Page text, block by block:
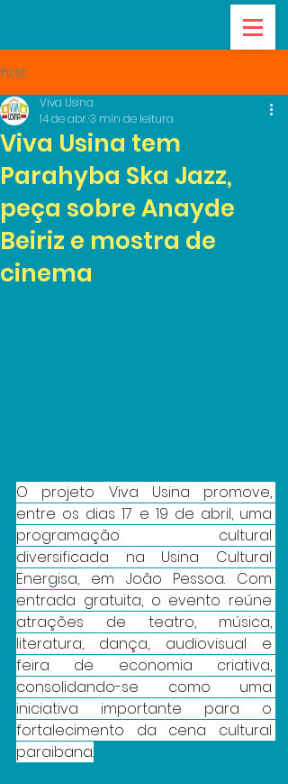
Post
Viva Usina tem
Parahyba Ska Jazz,
peça sobre Anayde
Beiriz e mostra de
cinema
Viva Usina
14 de abr.3 min de leitura
O projeto Viva Usina promove,
entre os dias 17 e 19 de abril, uma
programação cultural
diversificada na Usina Cultural
Energisa, em João Pessoa. Com
entrada gratuita, o evento reúne
atrações de teatro, música,
literatura, dança, audiovisual e
feira de economia criativa,
consolidando-se como uma
iniciativa importante para o
fortalecimento da cena cultural
paraibana.